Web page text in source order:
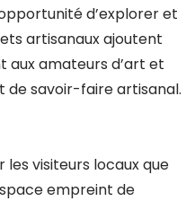
d’explorer et
artisanaux ajoutent
aux amateurs d’art et
de savoir-faire artisanal.
visiteurs locaux que
empreint de